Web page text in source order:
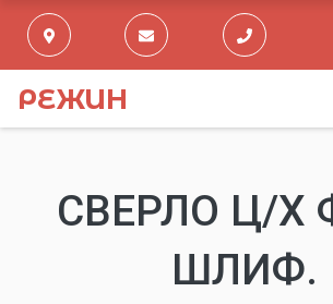
РЕЖИН
СВЕРЛО Ц/Х
ШЛИФ.